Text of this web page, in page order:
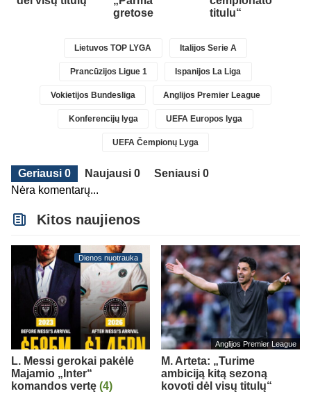
gretose
titulu“
Lietuvos TOP LYGA Italijos Serie A
Prancūzijos Ligue 1 Ispanijos La Liga
Vokietijos Bundesliga Anglijos Premier League
Konferencijų lyga UEFA Europos lyga
UEFA Čempionų Lyga
Geriausi 0 Naujausi 0
Seniausi 0
Nėra komentarų...
Kitos naujienos
Dienos nuotrauka
L. Messi gerokai pakėlė
Majamio „Inter“
komandos vertę (4)
Anglijos Premier League
M. Arteta: „Turime
ambiciją kitą sezoną
kovoti dėl visų titulų“